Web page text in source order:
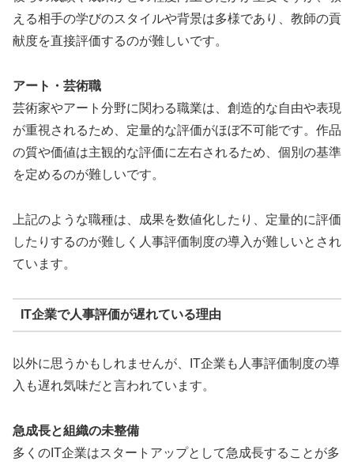
える相手の学びのスタイルや背景は多様であり、教師の貢
献度を直接評価するのが難しいです。
アート・芸術職
芸術家やアート分野に関わる職業は、創造的な自由や表現
が重視されるため、定量的な評価がほぼ不可能です。作品
の質や価値は主観的な評価に左右されるため、個別の基準
を定めるのが難しいです。
上記のような職種は、成果を数値化したり、定量的に評価
したりするのが難しく人事評価制度の導入が難しいとされ
ています。
IT企業で人事評価が遅れている理由
以外に思うかもしれませんが、IT企業も人事評価制度の導
入も遅れ気味だと言われています。
急成長と組織の未整備
多くのIT企業はスタートアップとして急成長することが多